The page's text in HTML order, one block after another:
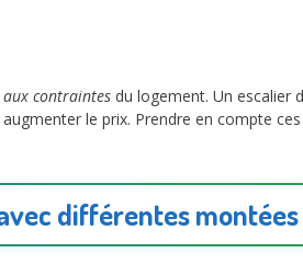
contraintesdu logement. Un escalier
le prix. Prendre en compte
différentes montées